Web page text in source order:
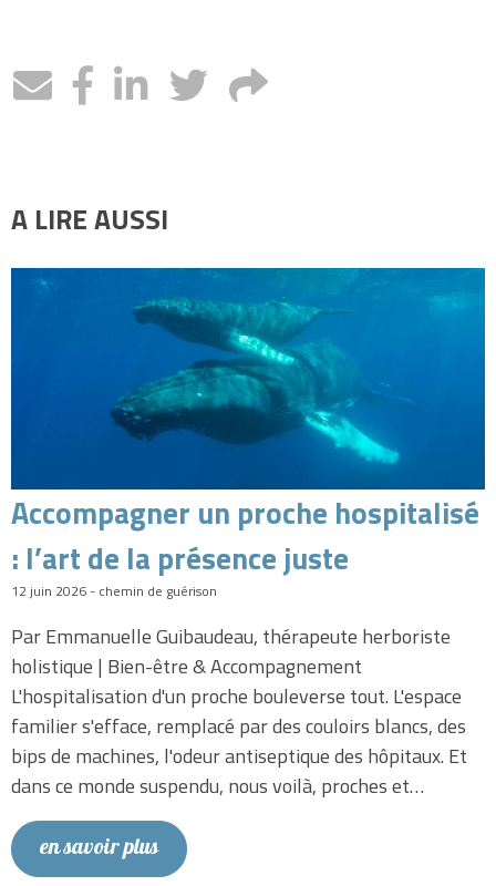
A LIRE AUSSI
Accompagner un proche hospitalisé
: l’art de la présence juste
12 juin 2026 - chemin de guérison
Par Emmanuelle Guibaudeau, thérapeute herboriste
holistique | Bien-être & Accompagnement
L'hospitalisation d'un proche bouleverse tout. L'espace
familier s'efface, remplacé par des couloirs blancs, des
bips de machines, l'odeur antiseptique des hôpitaux. Et
dans ce monde suspendu, nous voilà, proches et…
en savoir plus